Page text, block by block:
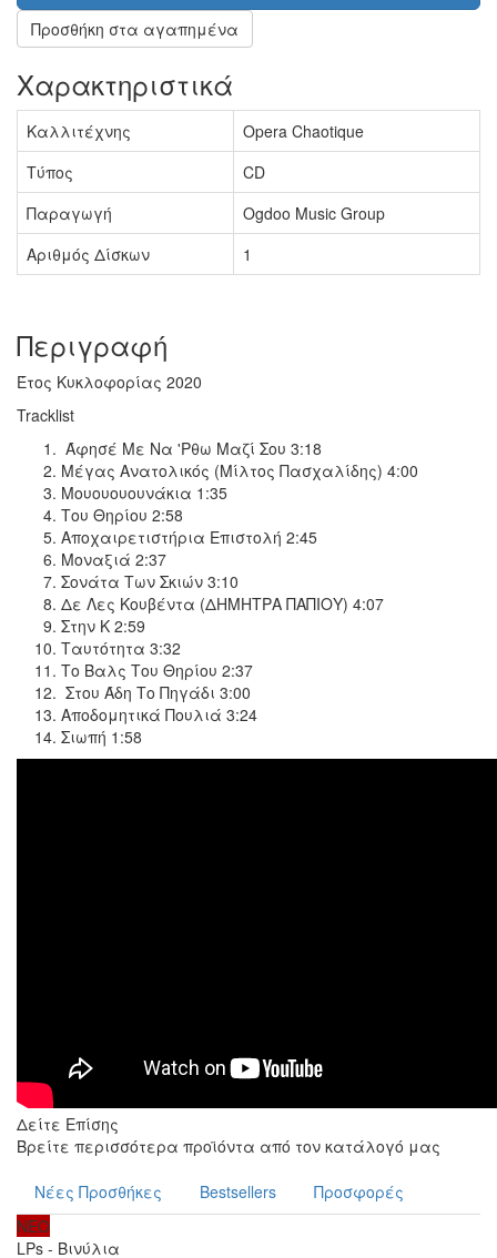
Προσθήκη στα αγαπημένα
Χαρακτηριστικά
Καλλιτέχνης
Opera Chaotique
Τύπος
CD
Παραγωγή
Ogdoo Music Group
Αριθμός Δίσκων
1
Περιγραφή
Έτος Κυκλοφορίας 2020
Tracklist
Άφησέ Με Να 'Ρθω Μαζί Σου 3:18
Μέγας Ανατολικός (Μίλτος Πασχαλίδης) 4:00
Μουουουουνάκια 1:35
Του Θηρίου 2:58
Αποχαιρετιστήρια Επιστολή 2:45
Μοναξιά 2:37
Σονάτα Των Σκιών 3:10
Δε Λες Κουβέντα (ΔΗΜΗΤΡΑ ΠΑΠΙΟΥ) 4:07
Στην Κ 2:59
Ταυτότητα 3:32
Το Βαλς Του Θηρίου 2:37
Στου Άδη Το Πηγάδι 3:00
Αποδομητικά Πουλιά 3:24
Σιωπή 1:58
Δείτε Επίσης
Βρείτε περισσότερα προϊόντα από τον κατάλογό μας
Νέες Προσθήκες Bestsellers
Προσφορές
ΝΕΟ
LPs - Βινύλια